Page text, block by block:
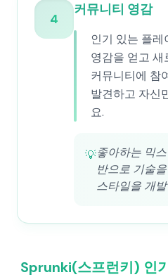
4
커뮤니티 영감
인기 있는 플레
영감을 얻고 새
커뮤니티에 참
발견하고 자신
요.
💡좋아하는 믹
반으로 기술
스타일을 개
Sprunki(스프런키) 인